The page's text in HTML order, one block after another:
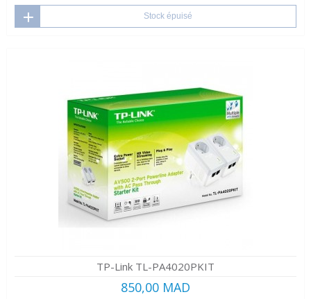
Stock épuisé
TP-Link TL-PA4020PKIT
850,00 MAD